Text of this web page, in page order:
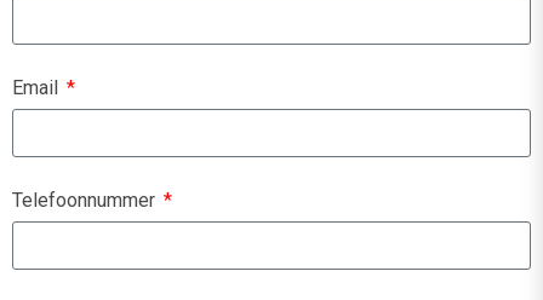
Email
Telefoonnummer